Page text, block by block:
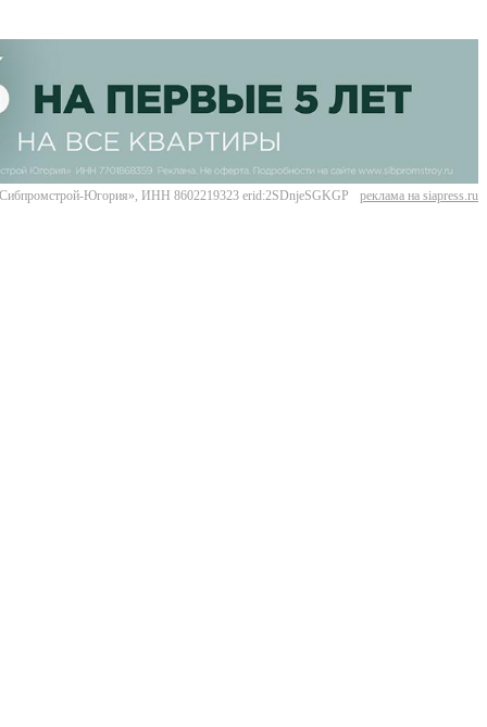
Югория», ИНН 8602219323 erid:2SDnjeSGKGP реклама на siapress.ru